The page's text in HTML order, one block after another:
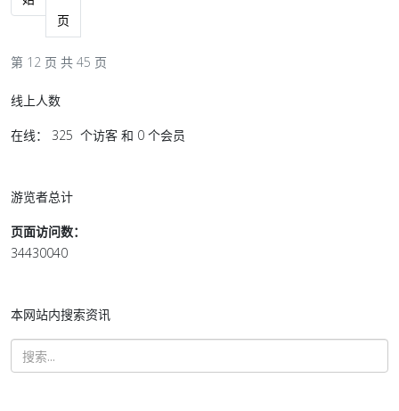
页
第 12 页 共 45 页
线上人数
在线： 325 个访客 和 0 个会员
游览者总计
页面访问数：
34430040
本网站内搜索资讯